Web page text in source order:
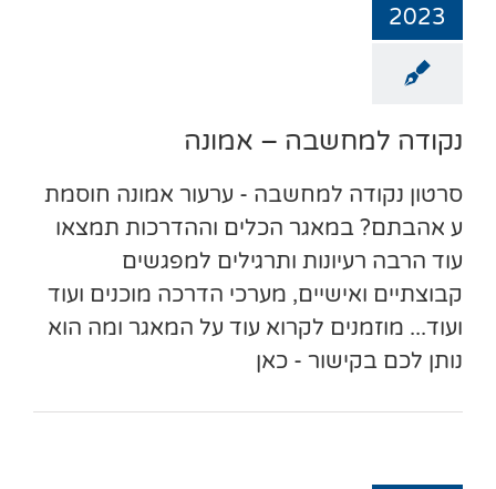
2023
נקודה למחשבה – אמונה
סרטון נקודה למחשבה - ערעור אמונה חוסמת
ע אהבתם? במאגר הכלים וההדרכות תמצאו
עוד הרבה רעיונות ותרגילים למפגשים
קבוצתיים ואישיים, מערכי הדרכה מוכנים ועוד
ועוד... מוזמנים לקרוא עוד על המאגר ומה הוא
נותן לכם בקישור - כאן